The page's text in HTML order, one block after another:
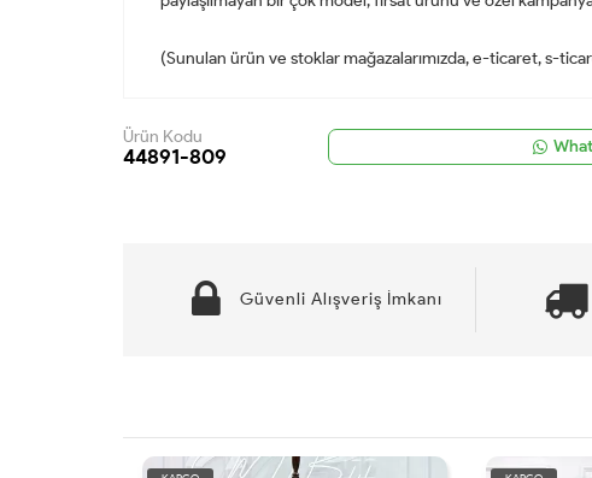
(Sunulan ürün ve stoklar mağazalarımızda, e-ticaret, s-
Ürün Kodu
44891-809
Güvenli Alışveriş İmkanı